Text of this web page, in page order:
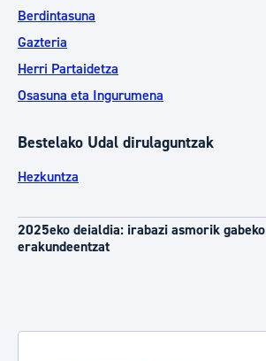
Berdintasuna
Gazteria
Herri Partaidetza
Osasuna eta Ingurumena
Bestelako Udal dirulaguntzak
Hezkuntza
2025eko deialdia: irabazi asmorik gabeko
erakundeentzat